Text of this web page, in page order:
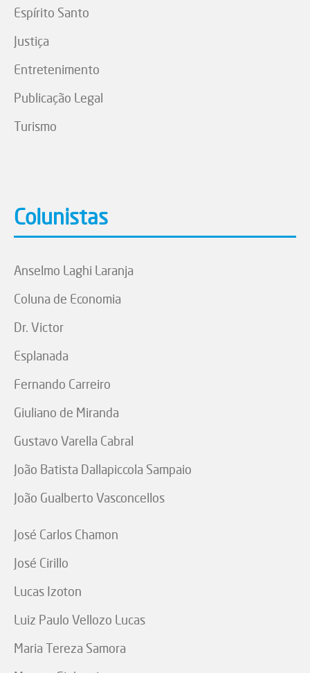
Espírito Santo
Justiça
Entretenimento
Publicação Legal
Turismo
Colunistas
Anselmo Laghi Laranja
Coluna de Economia
Dr. Victor
Esplanada
Fernando Carreiro
Giuliano de Miranda
Gustavo Varella Cabral
João Batista Dallapiccola Sampaio
João Gualberto Vasconcellos
José Carlos Chamon
José Cirillo
Lucas Izoton
Luiz Paulo Vellozo Lucas
Maria Tereza Samora